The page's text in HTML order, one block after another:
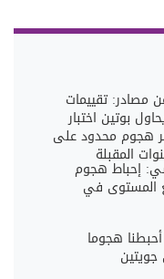
مصادر: تقييمات
بوتين اختبار
هجوم محدود على
المقبلة
إحباط هجوم
المستوى في
هجوما
جويتين